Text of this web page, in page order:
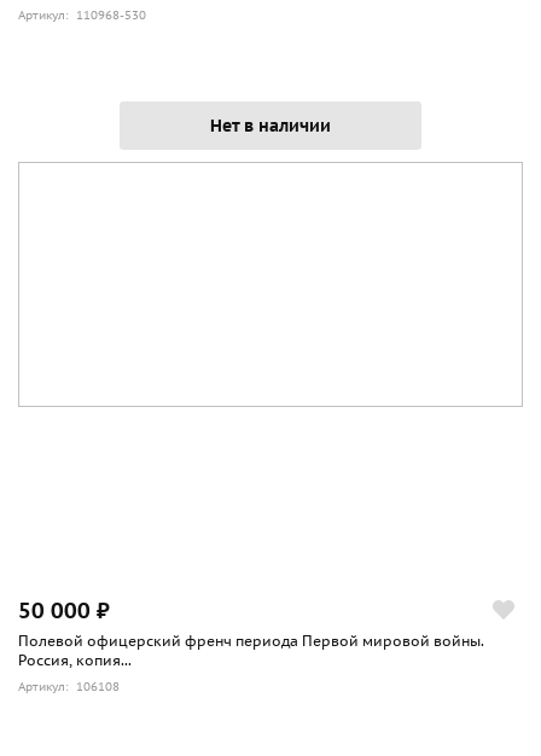
Артикул: 110968-530
Нет в наличии
50 000 ₽
Полевой офицерский френч периода Первой мировой войны.
Россия, копия...
Артикул: 106108